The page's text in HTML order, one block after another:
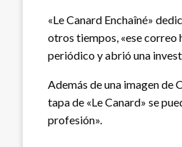
«Le Canard Enchaîné»
otros tiempos, «ese correo
periódico y abrió una
Además de una imagen de
tapa de «Le Canard» se
profesión».